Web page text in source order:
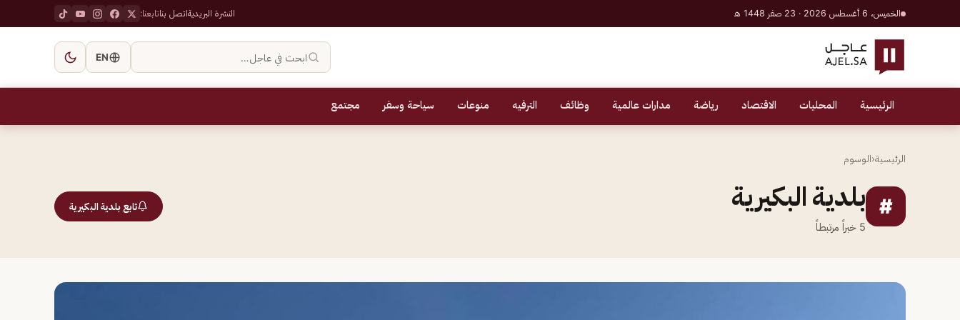
الخميس، 6 أغسطس 2026 · 23 صفر 1448 هـ النشرة البريديةاتصل بناتابعنا:
ابحث في عاجل… EN
الرئيسية المحليات الاقتصاد رياضة مدارات عالمية وظائف الترفيه منوعات سياحة وسفر مجتمع
الرئيسية‹الوسوم
# بلدية البكيرية
5 خبراً مرتبطاً
تابع بلدية البكيرية